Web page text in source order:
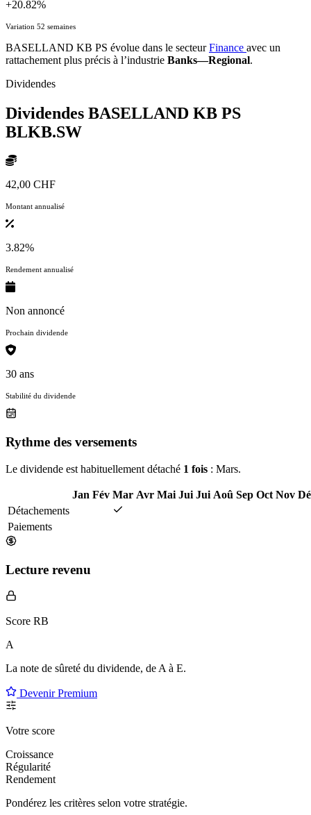
+20.82%
Variation 52 semaines
BASELLAND KB PS évolue dans le secteurFinance avec un
rattachement plus précis à l’industrie Banks—Regional.
Dividendes
Dividendes BASELLAND KB PS
BLKB.SW
42,00 CHF
Montant annualisé
3.82%
Rendement annualisé
Non annoncé
Prochain dividende
30 ans
Stabilité du dividende
Rythme des versements
Le dividende est habituellement détaché 1 fois : Mars.
Jan Fév Mar Avr Mai Jui Jui Aoû Sep Oct Nov
Détachements
Paiements
Lecture revenu
Score RB
A
La note de sûreté du dividende, de A à E.
Devenir Premium
Votre score
Croissance
Régularité
Rendement
Pondérez les critères selon votre stratégie.